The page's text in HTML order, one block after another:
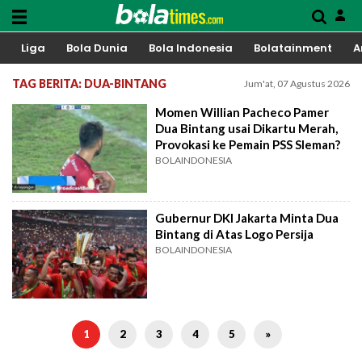
Liga Bola Dunia Bola Indonesia Bolatainment
TAG BERITA: DUA-BINTANG Jum'at, 07 Agustus 2026
Momen Willian Pacheco Pamer
Dua Bintang usai Dikartu Merah,
Provokasi ke Pemain PSS Sleman?
BOLAINDONESIA
Gubernur DKI Jakarta Minta Dua
Bintang di Atas Logo Persija
BOLAINDONESIA
1 2 3 4 5 »